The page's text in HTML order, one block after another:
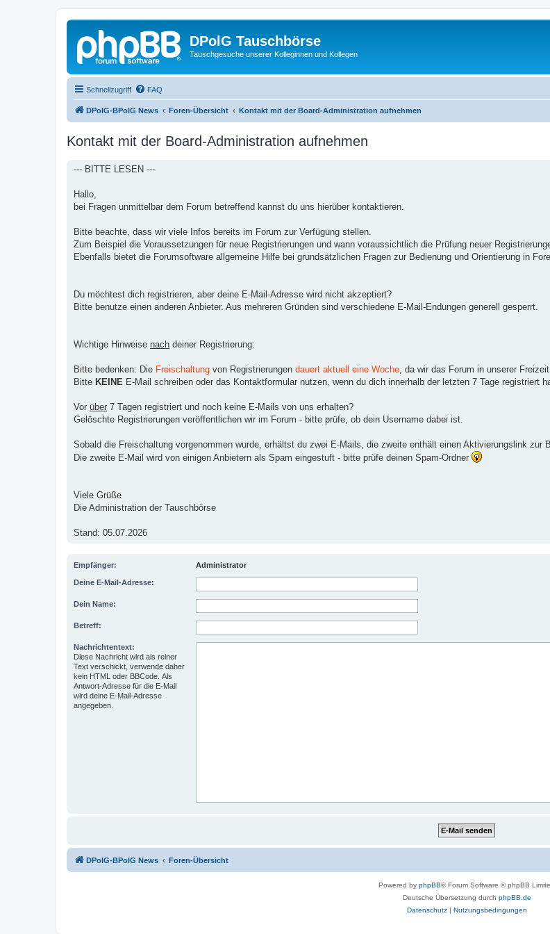
DPolG Tauschbörse
Tauschgesuche unserer Kolleginnen und Kollegen
Schnellzugriff FAQ
DPolG-BPolG News Foren-Übersicht Kontakt mit der Board-Administration aufnehmen
Kontakt mit der Board-Administration aufnehmen
--- BITTE LESEN ---
Hallo,
bei Fragen unmittelbar dem Forum betreffend kannst du uns hierüber kontaktieren.
Bitte beachte, dass wir viele Infos bereits im Forum zur Verfügung stellen.
Zum Beispiel die Voraussetzungen für neue Registrierungen und wann voraussichtlich die Prüfung neuer
Ebenfalls bietet die Forumsoftware allgemeine Hilfe bei grundsätzlichen Fragen zur Bedienung und Orientierung in
Du möchtest dich registrieren, aber deine E-Mail-Adresse wird nicht akzeptiert?
Bitte benutze einen anderen Anbieter. Aus mehreren Gründen sind verschiedene E-Mail-Endungen generell gesperrt.
Wichtige Hinweise nach deiner Registrierung:
Bitte bedenken: Die Freischaltung von Registrierungen dauert aktuell eine Woche , da wir das Forum in unserer
Bitte KEINE E-Mail schreiben oder das Kontaktformular nutzen, wenn du dich innerhalb der letzten 7 Tage registriert
Vor über 7 Tagen registriert und noch keine E-Mails von uns erhalten?
Gelöschte Registrierungen veröffentlichen wir im Forum - bitte prüfe, ob dein Username dabei ist.
Sobald die Freischaltung vorgenommen wurde, erhältst du zwei E-Mails, die zweite enthält einen Aktivierungslink zur
Die zweite E-Mail wird von einigen Anbietern als Spam eingestuft - bitte prüfe deinen Spam-Ordner
Viele Grüße
Die Administration der Tauschbörse
Stand: 05.07.2026
Empfänger: Administrator
Deine E-Mail-Adresse:
Dein Name:
Betreff:
Nachrichtentext:
Diese Nachricht wird als reiner
Text verschickt, verwende daher
kein HTML oder BBCode. Als
Antwort-Adresse für die E-Mail
wird deine E-Mail-Adresse
angegeben.
DPolG-BPolG News Foren-Übersicht
Powered by phpBB® Forum Software © phpBB
Deutsche Übersetzung durch phpBB.de
Datenschutz| Nutzungsbedingungen